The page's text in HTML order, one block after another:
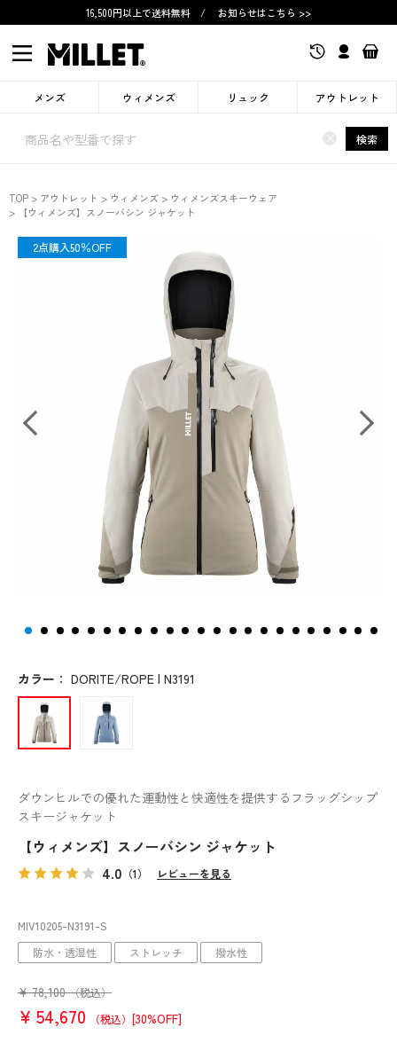
16,500円以上で送料無料 / お知らせはこちら >>
メンズ ウィメンズ リュック アウトレット
× 検索
TOP アウトレット ウィメンズ
ウィメンズスキーウェア
【ウィメンズ】スノーバシン ジャケット
ダウンヒルでの優れた運動性と快適性を提供するフラッグシップ
スキージャケット
【ウィメンズ】スノーバシン ジャケット
4.0 （1） レビューを見る
MIV10205-N3191-S
OUTLET
防水・透湿性 ストレッチ 撥水性
2点購入50％OFF
¥ 78,100 （税込）
¥ 54,670 （税込） [30%OFF]
カラー ： DORITE/ROPE | N3191